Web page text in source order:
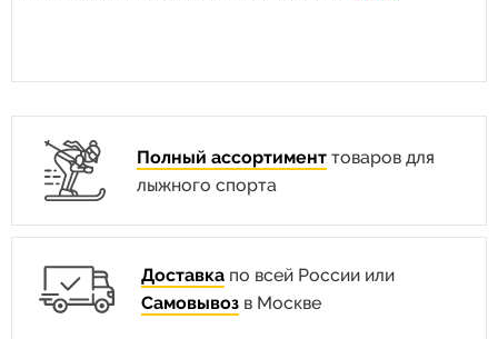
Полный ассортимент товаров для
лыжного спорта
Доставка по всей России или
Самовывоз в Москве